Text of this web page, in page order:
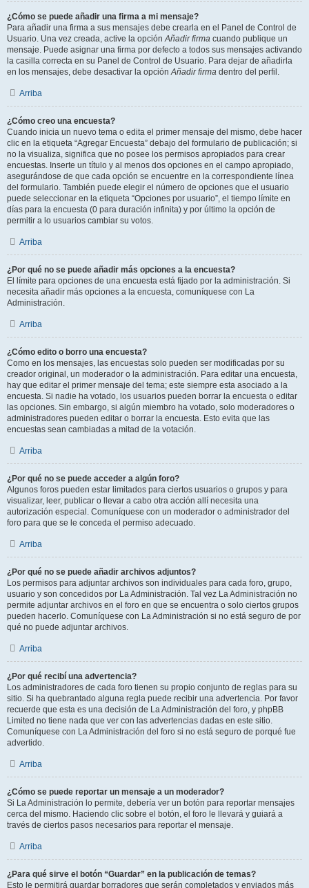
¿Cómo se puede añadir una firma a mi mensaje?
Para añadir una firma a sus mensajes debe crearla en el Panel de Control de
Usuario. Una vez creada, active la opciónAñadir firma cuando publique un
mensaje. Puede asignar una firma por defecto a todos sus mensajes activando
la casilla correcta en su Panel de Control de Usuario. Para dejar de añadirla
en los mensajes, debe desactivar la opciónAñadir firma dentro del perfil.
Arriba
¿Cómo creo una encuesta?
Cuando inicia un nuevo tema o edita el primer mensaje del mismo, debe hacer
clic en la etiqueta “Agregar Encuesta” debajo del formulario de publicación; si
no la visualiza, significa que no posee los permisos apropiados para crear
encuestas. Inserte un título y al menos dos opciones en el campo apropiado,
asegurándose de que cada opción se encuentre en la correspondiente línea
del formulario. También puede elegir el número de opciones que el usuario
puede seleccionar en la etiqueta “Opciones por usuario”, el tiempo límite en
días para la encuesta (0 para duración infinita) y por último la opción de
permitir a lo usuarios cambiar su votos.
Arriba
¿Por qué no se puede añadir más opciones a la encuesta?
El límite para opciones de una encuesta está fijado por la administración. Si
necesita añadir más opciones a la encuesta, comuníquese con La
Administración.
Arriba
¿Cómo edito o borro una encuesta?
Como en los mensajes, las encuestas solo pueden ser modificadas por su
creador original, un moderador o la administración. Para editar una encuesta,
hay que editar el primer mensaje del tema; este siempre esta asociado a la
encuesta. Si nadie ha votado, los usuarios pueden borrar la encuesta o editar
las opciones. Sin embargo, si algún miembro ha votado, solo moderadores o
administradores pueden editar o borrar la encuesta. Esto evita que las
encuestas sean cambiadas a mitad de la votación.
Arriba
¿Por qué no se puede acceder a algún foro?
Algunos foros pueden estar limitados para ciertos usuarios o grupos y para
visualizar, leer, publicar o llevar a cabo otra acción allí necesita una
autorización especial. Comuníquese con un moderador o administrador del
foro para que se le conceda el permiso adecuado.
Arriba
¿Por qué no se puede añadir archivos adjuntos?
Los permisos para adjuntar archivos son individuales para cada foro, grupo,
usuario y son concedidos por La Administración. Tal vez La Administración no
permite adjuntar archivos en el foro en que se encuentra o solo ciertos grupos
pueden hacerlo. Comuníquese con La Administración si no está seguro de por
qué no puede adjuntar archivos.
Arriba
¿Por qué recibí una advertencia?
Los administradores de cada foro tienen su propio conjunto de reglas para su
sitio. Si ha quebrantado alguna regla puede recibir una advertencia. Por favor
recuerde que esta es una decisión de La Administración del foro, y phpBB
Limited no tiene nada que ver con las advertencias dadas en este sitio.
Comuníquese con La Administración del foro si no está seguro de porqué fue
advertido.
Arriba
¿Cómo se puede reportar un mensaje a un moderador?
Si La Administración lo permite, debería ver un botón para reportar mensajes
cerca del mismo. Haciendo clic sobre el botón, el foro le llevará y guiará a
través de ciertos pasos necesarios para reportar el mensaje.
Arriba
¿Para qué sirve el botón “Guardar” en la publicación de temas?
Esto le permitirá guardar borradores que serán completados y enviados más